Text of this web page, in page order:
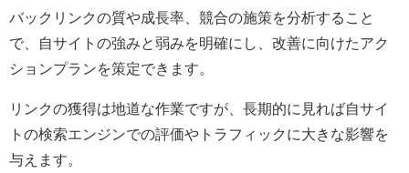
バックリンクの質や成長率、競合の施策を分析すること
で、自サイトの強みと弱みを明確にし、改善に向けたアク
ションプランを策定できます。
リンクの獲得は地道な作業ですが、長期的に見れば自サイ
トの検索エンジンでの評価やトラフィックに大きな影響を
与えます。